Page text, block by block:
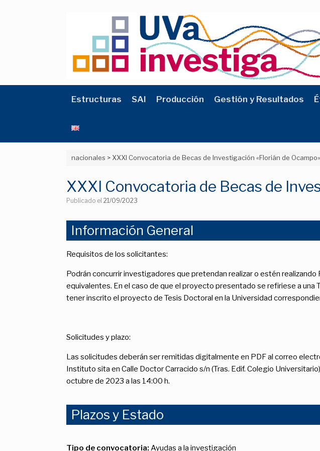
Estructuras SAI Producción Gestión y Resultados
nacionales > XXXI Convocatoria de Becas de Investigación «Florián de
XXXI Convocatoria de Becas de
Publicado el 21/09/2023
Información General
Requisitos de los solicitantes:
Podrán concurrir investigadores que pretendan realizar o estén
equivalentes. En el caso de que el proyecto presentado se refi­riese a
tener inscrito el proyecto de Tesis Doctoral en la Universidad
Solicitudes y plazo:
Las solicitudes deberán ser remitidas digitalmente en PDF al correo
Instituto sita en Calle Doctor Carracido s/n (Tras. Edif. Colegio
octubre de 2023 a las 14:00 h.
Plazos y Estado
Tipo de convocatoria: Ayudas a la investigación